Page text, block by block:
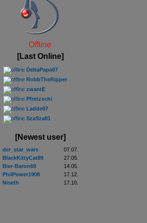
Offline
[Last Online]
DeltaPapa07
RobbTheRipper
zwantE
Pfretzschi
Ladde07
SzaSza81
[Newest user]
der_star_wars
07.07.
BlackKittyCat89
27.05.
Bier-Baron69
14.05.
PhilPower1908
17.12.
Niseth
17.10.